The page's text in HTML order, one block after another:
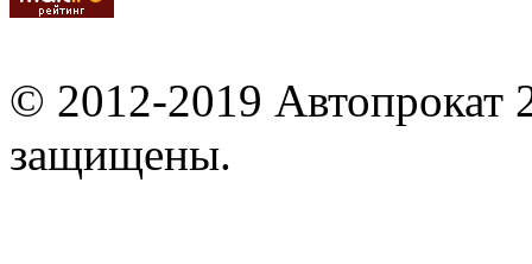
© 2012-2019 Автопрокат
защищены.